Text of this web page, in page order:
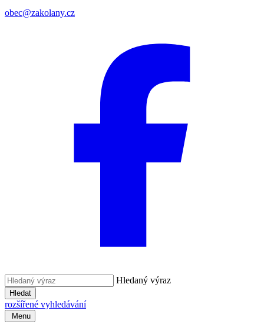
obec@zakolany.cz
Hledaný výraz
Hledat
rozšířené vyhledávání
Menu